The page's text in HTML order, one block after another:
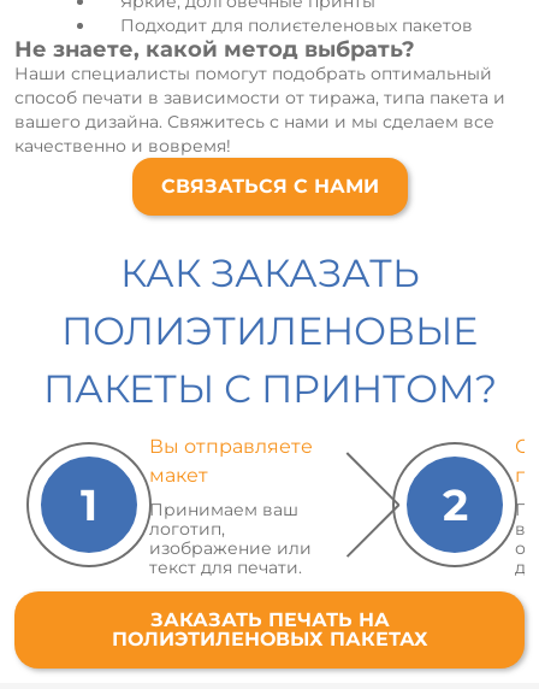
Подходит для полиєтеленовых пакетов
Не знаете, какой метод выбрать?
Наши специалисты помогут подобрать оптимальный
способ печати в зависимости от тиража, типа пакета и
вашего дизайна. Свяжитесь с нами и мы сделаем все
качественно и вовремя!
СВЯЗАТЬСЯ С НАМИ
КАК ЗАКАЗАТЬ
ПОЛИЭТИЛЕНОВЫЕ
ПАКЕТЫ С ПРИНТОМ?
1
Вы отправляете
макет
Принимаем ваш
логотип,
изображение или
текст для печати.
2
ЗАКАЗАТЬ ПЕЧАТЬ НА
ПОЛИЭТИЛЕНОВЫХ ПАКЕТАХ